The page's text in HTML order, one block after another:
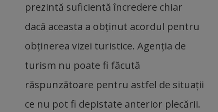
prezintă suficientă încredere chiar
dacă aceasta a obţinut acordul pentru
obţinerea vizei turistice. Agenţia de
turism nu poate fi făcută
răspunzătoare pentru astfel de situaţii
ce nu pot fi depistate anterior plecării.